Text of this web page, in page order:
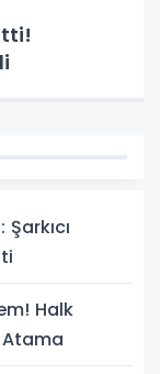
Halk
Atama